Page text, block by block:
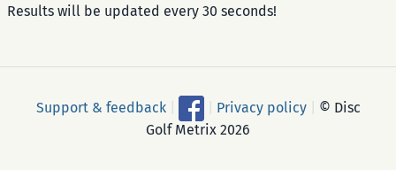
Results will be updated every 30 seconds!
Support & feedback Privacy policy
© Disc
Golf Metrix 2026